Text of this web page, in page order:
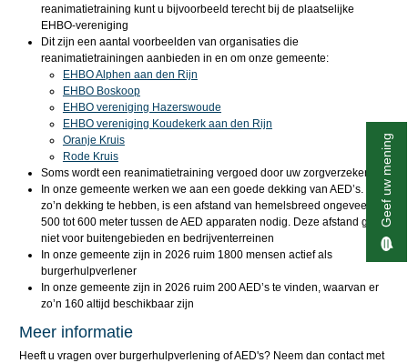
reanimatietraining kunt u bijvoorbeeld terecht bij de plaatselijke
EHBO-vereniging
Dit zijn een aantal voorbeelden van organisaties die
reanimatietrainingen aanbieden in en om onze gemeente:
EHBO Alphen aan den Rijn
EHBO Boskoop
EHBO vereniging Hazerswoude
EHBO vereniging Koudekerk aan den Rijn
Oranje Kruis
Rode Kruis
Soms wordt een reanimatietraining vergoed door uw zorgverzekering
In onze gemeente werken we aan een goede dekking van AED’s. Om
zo’n dekking te hebben, is een afstand van hemelsbreed ongeveer
500 tot 600 meter tussen de AED apparaten nodig. Deze afstand geldt
niet voor buitengebieden en bedrijventerreinen
In onze gemeente zijn in 2026 ruim 1800 mensen actief als
burgerhulpverlener
In onze gemeente zijn in 2026 ruim 200 AED’s te vinden, waarvan er
zo’n 160 altijd beschikbaar zijn
Meer informatie
Heeft u vragen over burgerhulpverlening of AED's? Neem dan contact met
Geef uw mening